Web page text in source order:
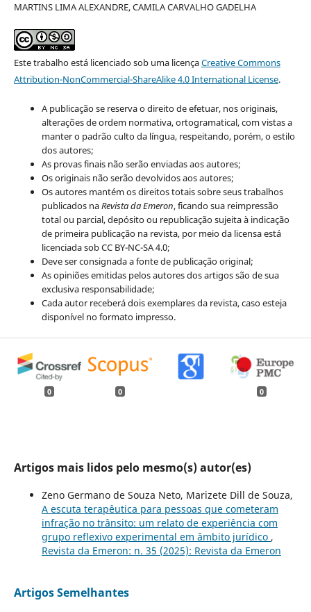
MARTINS LIMA ALEXANDRE, CAMILA CARVALHO GADELHA
Este trabalho está licenciado sob uma licençaCreative Commons
Attribution-NonCommercial-ShareAlike 4.0 International License.
A publicação se reserva o direito de efetuar, nos originais,
alterações de ordem normativa, ortogramatical, com vistas a
manter o padrão culto da língua, respeitando, porém, o estilo
dos autores;
As provas finais não serão enviadas aos autores;
Os originais não serão devolvidos aos autores;
Os autores mantém os direitos totais sobre seus trabalhos
publicados naRevista da Emeron, ficando sua reimpressão
total ou parcial, depósito ou republicação sujeita à indicação
de primeira publicação na revista, por meio da licensa está
licenciada sob CC BY-NC-SA 4.0;
Deve ser consignada a fonte de publicação original;
As opiniões emitidas pelos autores dos artigos são de sua
exclusiva responsabilidade;
Cada autor receberá dois exemplares da revista, caso esteja
disponível no formato impresso.
0 0 0
Artigos mais lidos pelo mesmo(s) autor(es)
Zeno Germano de Souza Neto, Marizete Dill de Souza,
A escuta terapêutica para pessoas que cometeram
infração no trânsito: um relato de experiência com
grupo reflexivo experimental em âmbito jurídico ,
Revista da Emeron: n. 35 (2025): Revista da Emeron
Artigos Semelhantes